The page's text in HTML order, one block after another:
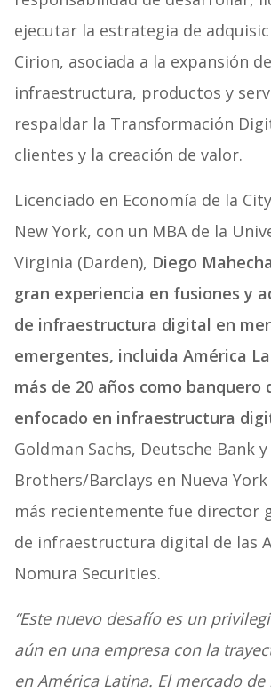
ejecutar la estrategia de
Cirion, asociada a la expansión
infraestructura, productos y
respaldar la Transformación
clientes y la creación de valor.
Licenciado en Economía de la
New York, con un MBA de la
Virginia (Darden), Diego
gran experiencia en fusiones y
de infraestructura digital en
emergentes, incluida América
más de 20 años como banquero
enfocado en infraestructura
Goldman Sachs, Deutsche Bank
Brothers/Barclays en Nueva
más recientemente fue director
de infraestructura digital de las
Nomura Securities.
“Este nuevo desafío es un
aún en una empresa con la
en América Latina. El mercado